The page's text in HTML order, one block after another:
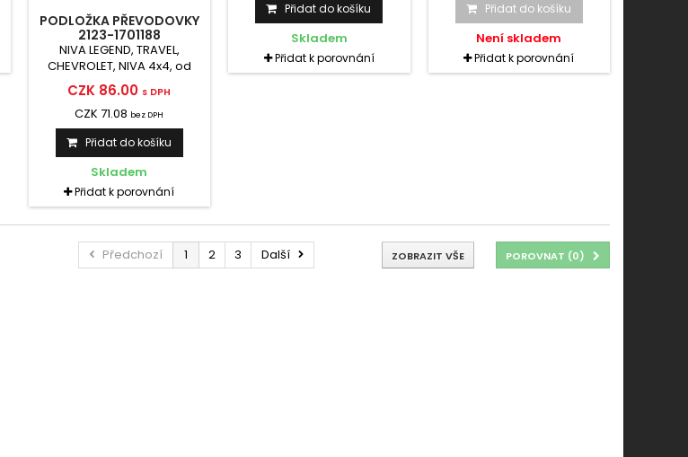
PODLOŽKA PŘEVODOVKY
2123-1701188
NIVA LEGEND, TRAVEL,
CHEVROLET, NIVA 4x4, od
roku 2006
CZK 86.00 s DPH
CZK 71.08 bez DPH
Přidat do košíku
Skladem
Přidat k porovnání
Přidat do košíku
Skladem
Přidat k porovnání
Přidat do košíku
Není skladem
Přidat k porovnání
POROVNAT (0)
Předchozí 1 2 3 Další ZOBRAZIT VŠE